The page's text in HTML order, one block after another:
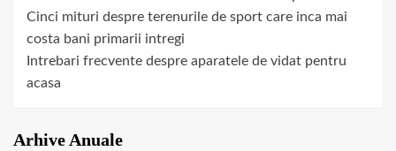
Cinci mituri despre terenurile de sport care inca mai
costa bani primarii intregi
Intrebari frecvente despre aparatele de vidat pentru
acasa
Arhive Anuale